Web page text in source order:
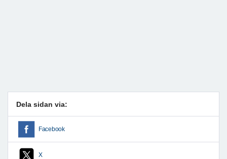
Dela sidan via:
Facebook
X